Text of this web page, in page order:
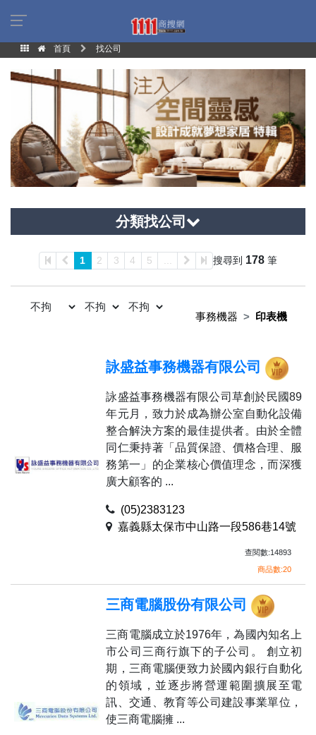
首頁 找公司
分類找公司
1 2 3 4 5 搜尋到 178 筆
事務機器 印表機
詠盛益事務機器有限公司
詠盛益事務機器有限公司草創於民國89
年元月，致力於成為辦公室自動化設備
整合解決方案的最佳提供者。由於全體
同仁秉持著「品質保證、價格合理、服
務第一」的企業核心價值理念，而深獲
廣大顧客的 ...
(05)2383123
嘉義縣太保市中山路一段586巷14號
查閱數:14893
商品數:20
三商電腦股份有限公司
三商電腦成立於1976年，為國內知名上
市公司三商行旗下的子公司。 創立初
期，三商電腦便致力於國內銀行自動化
的領域，並逐步將營運範圍擴展至電
訊、交通、教育等公司建設事業單位，
使三商電腦擁 ...